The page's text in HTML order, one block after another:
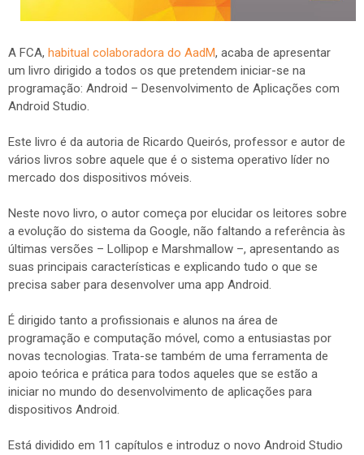
A FCA, habitual colaboradora do AadM, acaba de apresentar
um livro dirigido a todos os que pretendem iniciar-se na
programação: Android – Desenvolvimento de Aplicações com
Android Studio.
Este livro é da autoria de Ricardo Queirós, professor e autor de
vários livros sobre aquele que é o sistema operativo líder no
mercado dos dispositivos móveis.
Neste novo livro, o autor começa por elucidar os leitores sobre
a evolução do sistema da Google, não faltando a referência às
últimas versões – Lollipop e Marshmallow –, apresentando as
suas principais características e explicando tudo o que se
precisa saber para desenvolver uma app Android.
É dirigido tanto a profissionais e alunos na área de
programação e computação móvel, como a entusiastas por
novas tecnologias. Trata-se também de uma ferramenta de
apoio teórica e prática para todos aqueles que se estão a
iniciar no mundo do desenvolvimento de aplicações para
dispositivos Android.
Está dividido em 11 capítulos e introduz o novo Android Studio